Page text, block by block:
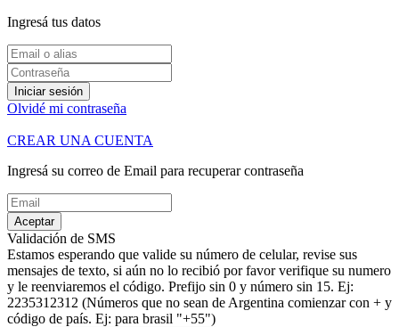
Ingresá tus datos
Iniciar sesión
Olvidé mi contraseña
CREAR UNA CUENTA
Ingresá su correo de Email para recuperar contraseña
Aceptar
Validación de SMS
Estamos esperando que valide su número de celular, revise sus
mensajes de texto, si aún no lo recibió por favor verifique su numero
y le reenviaremos el código. Prefijo sin 0 y número sin 15. Ej:
2235312312 (Números que no sean de Argentina comienzar con + y
código de país. Ej: para brasil "+55")